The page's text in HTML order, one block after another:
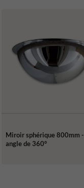
Miroir sphérique 800mm -
angle de 360°